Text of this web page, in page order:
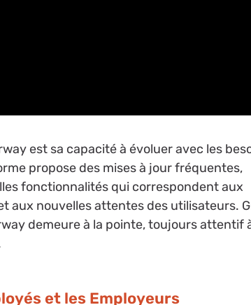
est sa capacité à évoluer avec les
propose des mises à jour fréquentes,
fonctionnalités qui correspondent aux
aux nouvelles attentes des utilisateurs.
demeure à la pointe, toujours attentif
et les Employeurs